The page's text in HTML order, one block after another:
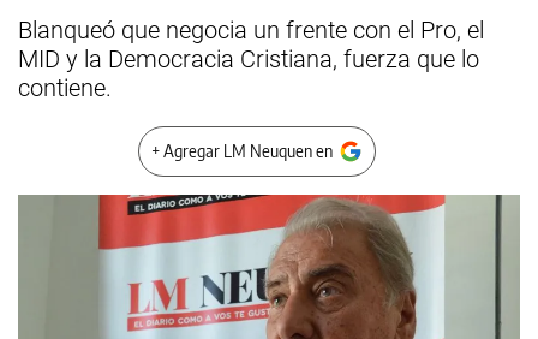
Blanqueó que negocia un frente con el Pro, el
MID y la Democracia Cristiana, fuerza que lo
contiene.
+ Agregar LM Neuquen en